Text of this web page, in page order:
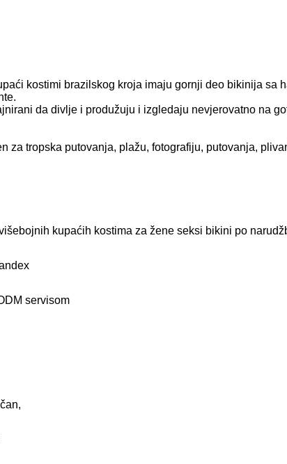
kostimi brazilskog kroja imaju gornji deo bikinija sa
da divlje i produžuju i izgledaju nevjerovatno na
za tropska putovanja, plažu, fotografiju, putovanja,
kupaćih kostima za žene seksi bikini po
servisom